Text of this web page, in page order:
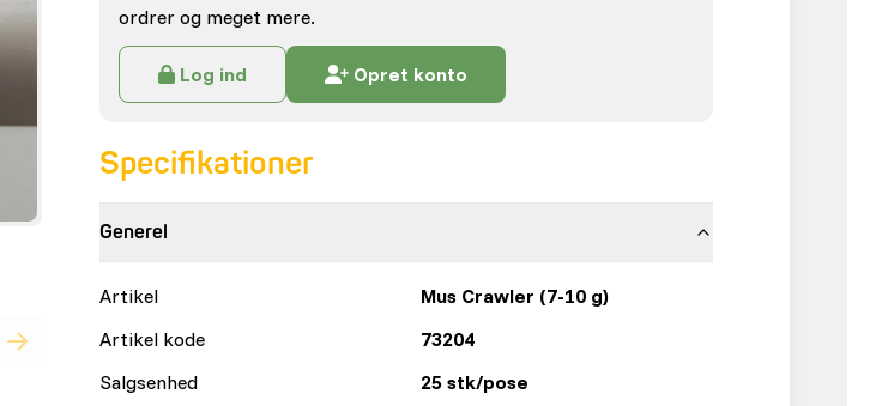
ordrer og meget mere.
Log ind Opret konto
Specifikationer
Generel
Artikel
Mus Crawler (7-10 g)
Artikel kode
73204
Salgsenhed
25 stk/pose